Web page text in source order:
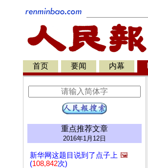
首页 要闻 内幕
重点推荐文章
2016年1月12日
新华网这题目说到了点子上 🖼️
(108,842次)